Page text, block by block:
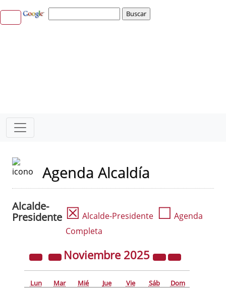
Agenda Alcaldía
Alcalde-
Presidente ☒ Alcalde-Presidente ☐ Agenda
Completa
Noviembre 2025
Lun Mar Mié Jue Vie Sáb Dom